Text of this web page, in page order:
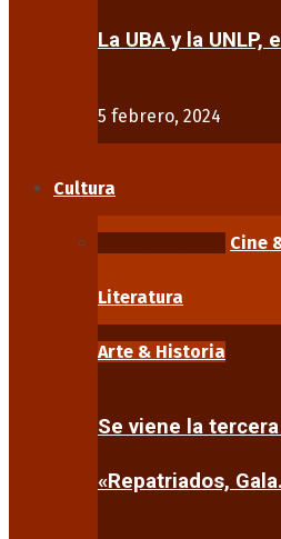
La UBA y la
5 febrero, 2024
Cultura
Cine
Literatura
Arte & Historia
Se viene la
«Repatriados,